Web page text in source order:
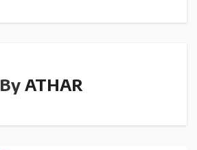
By ATHAR